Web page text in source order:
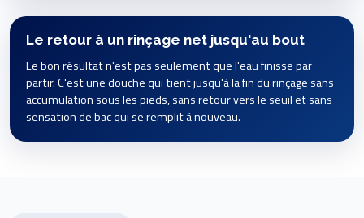
Le retour à un rinçage net jusqu'au bout
Le bon résultat n'est pas seulement que l'eau finisse par
partir. C'est une douche qui tient jusqu'à la fin du rinçage sans
accumulation sous les pieds, sans retour vers le seuil et sans
sensation de bac qui se remplit à nouveau.